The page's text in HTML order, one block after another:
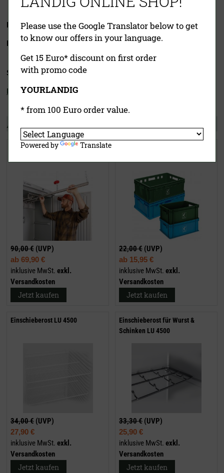
Lieferbar in der Ausführung:
Eissilber(innen weiß)
Service & Downloads:
Bedienungsanleitung Wildkühlschrank
Andere Kunden kauften auch:
Landig Flex-Rohrbahnsystem
90,00 € (UVP)
ab 69,90 €
inklusive MwSt. exkl.
Versandkosten
Jetzt kaufen
22,00 € (UVP)
ab 15,95 €
inklusive MwSt. exkl.
Versandkosten
Jetzt kaufen
Einschieberost LU 4500
34,00 € (UVP)
27,90 €
inklusive MwSt. exkl.
Versandkosten
Jetzt kaufen
Einschieberost für Wurst &
Schinken LU 4500
33,30 € (UVP)
25,90 €
inklusive MwSt. exkl.
Versandkosten
Jetzt kaufen
Please use the Google Translator below to get
to know our offers in your language.
Get 15 Euro* discount on first order
with promo code
YOURLANDIG
* from 100 Euro order value.
Powered by Translate